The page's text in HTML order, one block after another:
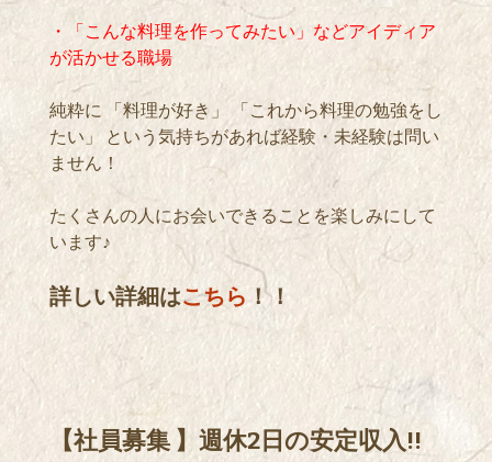
・「こんな料理を作ってみたい」などアイディア
が活かせる職場
純粋に 「料理が好き」 「これから料理の勉強をし
たい」 という気持ちがあれば経験・未経験は問い
ません！
たくさんの人にお会いできることを楽しみにして
います♪
詳しい詳細はこちら ！！
【社員募集 】週休2日の安定収入!!